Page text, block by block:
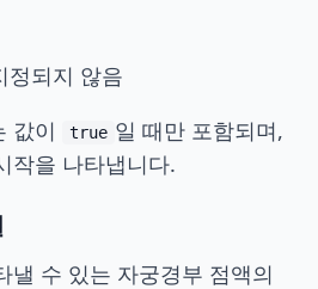
정되지 않음
값이 true 일 때만 포함되며,
작을 나타냅니다.
낼 수 있는 자궁경부 점액의